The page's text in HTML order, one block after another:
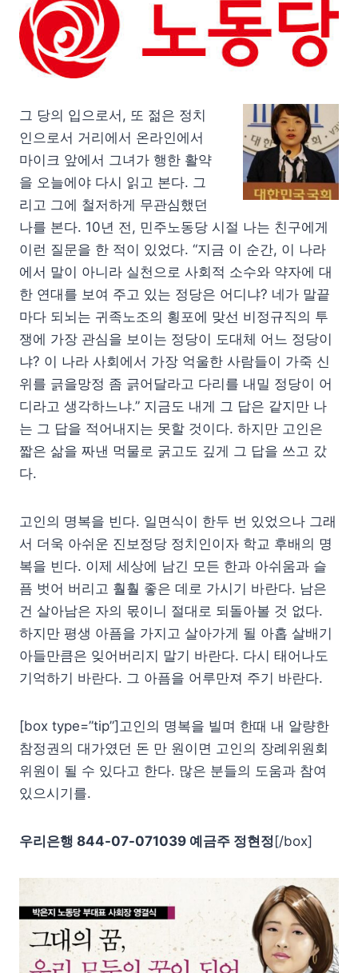
그 당의 입으로서, 또 젊은 정치
인으로서 거리에서 온라인에서
마이크 앞에서 그녀가 행한 활약
을 오늘에야 다시 읽고 본다. 그
리고 그에 철저하게 무관심했던
나를 본다. 10년 전, 민주노동당 시절 나는 친구에게
이런 질문을 한 적이 있었다. “지금 이 순간, 이 나라
에서 말이 아니라 실천으로 사회적 소수와 약자에 대
한 연대를 보여 주고 있는 정당은 어디냐? 네가 말끝
마다 되뇌는 귀족노조의 횡포에 맞선 비정규직의 투
쟁에 가장 관심을 보이는 정당이 도대체 어느 정당이
냐? 이 나라 사회에서 가장 억울한 사람들이 가죽 신
위를 긁을망정 좀 긁어달라고 다리를 내밀 정당이 어
디라고 생각하느냐.” 지금도 내게 그 답은 같지만 나
는 그 답을 적어내지는 못할 것이다. 하지만 고인은
짧은 삶을 짜낸 먹물로 굵고도 깊게 그 답을 쓰고 갔
다.
고인의 명복을 빈다. 일면식이 한두 번 있었으나 그래
서 더욱 아쉬운 진보정당 정치인이자 학교 후배의 명
복을 빈다. 이제 세상에 남긴 모든 한과 아쉬움과 슬
픔 벗어 버리고 훨훨 좋은 데로 가시기 바란다. 남은
건 살아남은 자의 몫이니 절대로 되돌아볼 것 없다.
하지만 평생 아픔을 가지고 살아가게 될 아홉 살배기
아들만큼은 잊어버리지 말기 바란다. 다시 태어나도
기억하기 바란다. 그 아픔을 어루만져 주기 바란다.
[box type=”tip”]고인의 명복을 빌며 한때 내 알량한
참정권의 대가였던 돈 만 원이면 고인의 장례위원회
위원이 될 수 있다고 한다. 많은 분들의 도움과 참여
있으시기를.
우리은행 844-07-071039 예금주 정현정 [/box]